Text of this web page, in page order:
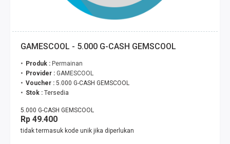
GAMESCOOL - 5.000 G-CASH GEMSCOOL
Produk : Permainan
Provider : GAMESCOOL
Voucher : 5.000 G-CASH GEMSCOOL
Stok : Tersedia
5.000 G-CASH GEMSCOOL
Rp 49.400
tidak termasuk kode unik jika diperlukan